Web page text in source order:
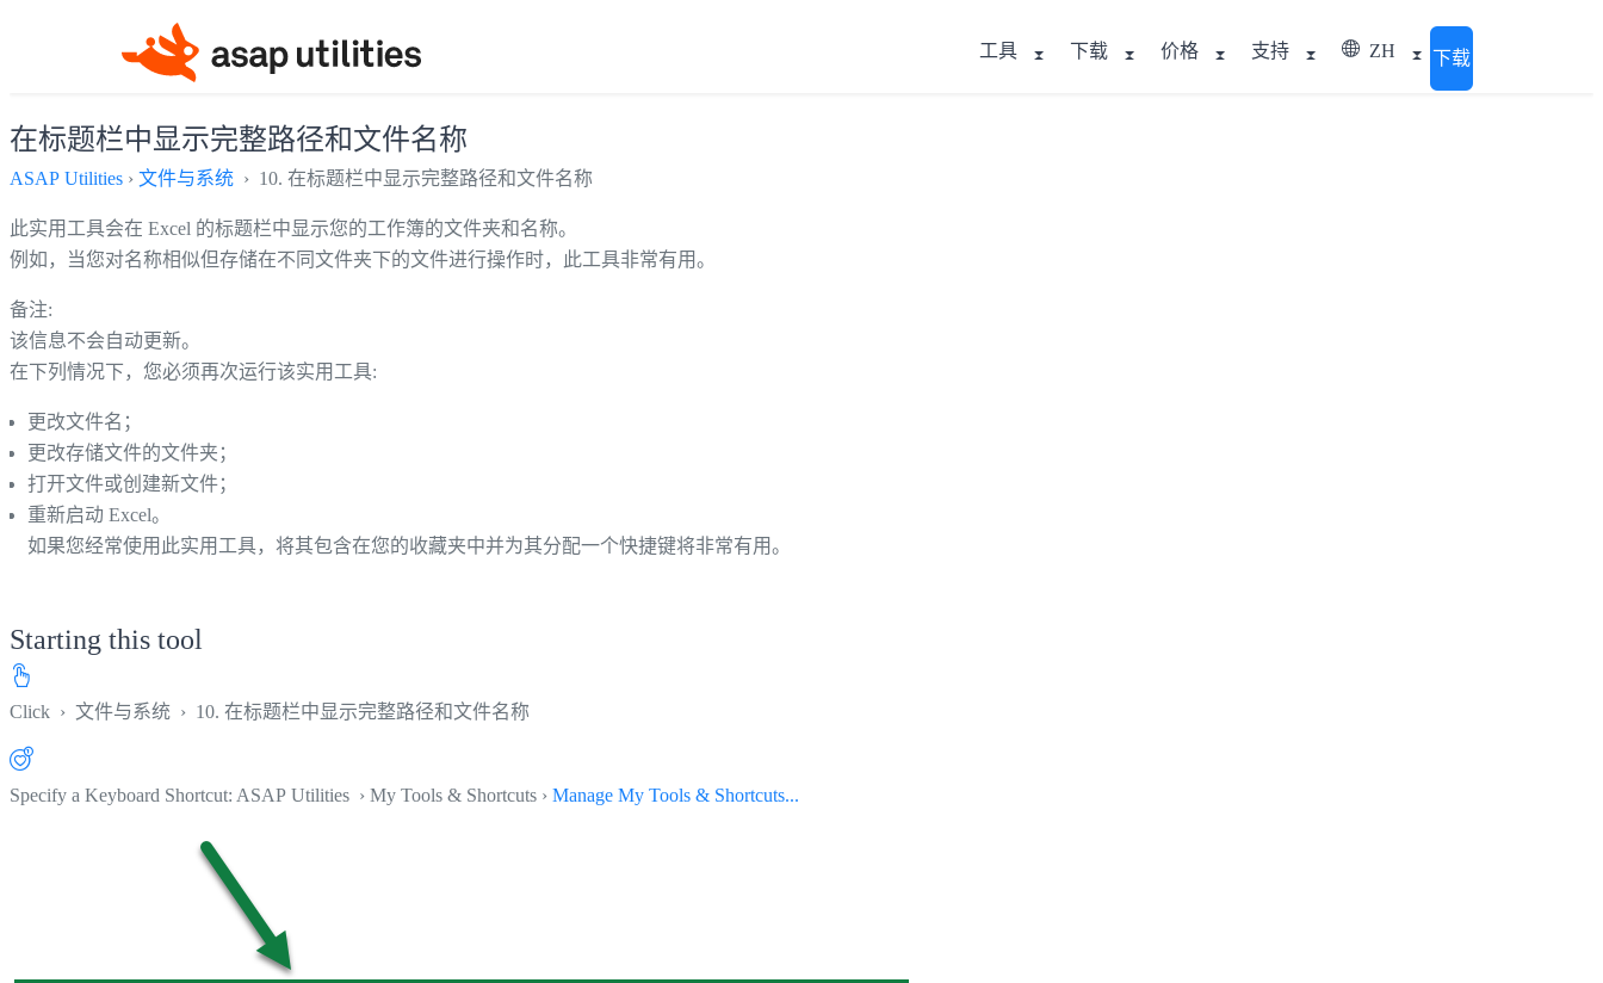
工具 下载 价格 支持 ZH 下载
在标题栏中显示完整路径和文件名称
ASAP Utilities › 文件与系统 › 10. 在标题栏中显示完整路径和文件名称
此实用工具会在 Excel 的标题栏中显示您的工作簿的文件夹和名称。
例如，当您对名称相似但存储在不同文件夹下的文件进行操作时，此工具非常有用。
备注:
该信息不会自动更新。
在下列情况下，您必须再次运行该实用工具:
更改文件名；
更改存储文件的文件夹；
打开文件或创建新文件；
重新启动 Excel。
如果您经常使用此实用工具，将其包含在您的收藏夹中并为其分配一个快捷键将非常有用。
Starting this tool
Click › 文件与系统 › 10. 在标题栏中显示完整路径和文件名称
Specify a Keyboard Shortcut: ASAP Utilities › My Tools & Shortcuts › Manage My Tools & Shortcuts...